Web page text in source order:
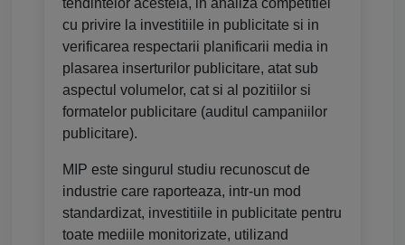
tendintelor acesteia, in analiza competitiei
cu privire la investitiile in publicitate si in
verificarea respectarii planificarii media in
plasarea inserturilor publicitare, atat sub
aspectul volumelor, cat si al pozitiilor si
formatelor publicitare (auditul campaniilor
publicitare).
MIP este singurul studiu recunoscut de
industrie care raporteaza, intr-un mod
standardizat, investitiile in publicitate pentru
toate mediile monitorizate, utilizand